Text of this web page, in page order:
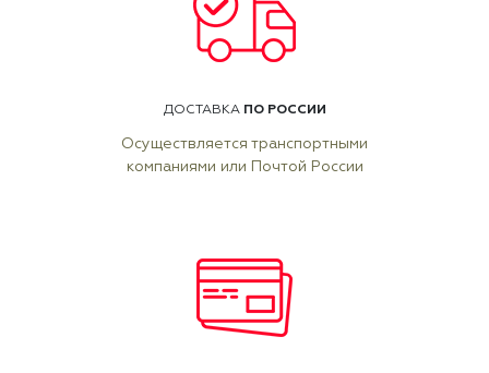
ДОСТАВКА ПО РОССИИ
Осуществляется транспортными
компаниями или Почтой России